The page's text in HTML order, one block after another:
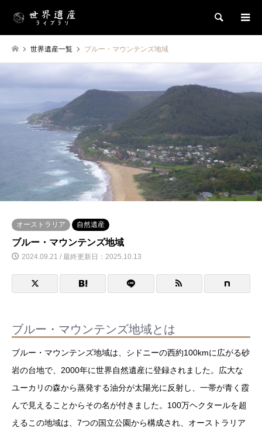
検索
世界遺産一覧 ブルー・マウンテンズ地域
オーストラリア 自然遺産
ブルー・マウンテンズ地域
2024.09.21 / 最終更新日：2025.10.13
ブルー・マウンテンズ地域とは
ブルー・マウンテンズ地域は、シドニーの西約100kmに広がる砂
岩の台地で、2000年に世界自然遺産に登録されました。広大な
ユーカリの森から蒸発する油分が太陽光に反射し、一帯が青く霞
んで見えることからその名が付きました。100万ヘクタールを超
えるこの地域は、7つの国立公園から構成され、オーストラリア